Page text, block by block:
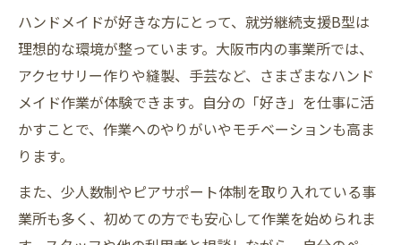
就労継続支援B型の実際の作業内容を体験か
ら紹介
ハンドメイド支援の現場で学べることとそ
の魅力
大阪市の就労継続支援B型における特徴と注目
点とは
大阪市の就労継続支援B型が持つハンドメイ
ハンドメイドが好きな方にとって、就労継続支援B型は
理想的な環境が整っています。大阪市内の事業所では、
アクセサリー作りや縫製、手芸など、さまざまなハンド
メイド作業が体験できます。自分の「好き」を仕事に活
かすことで、作業へのやりがいやモチベーションも高ま
ります。
また、少人数制やピアサポート体制を取り入れている事
業所も多く、初めての方でも安心して作業を始められま